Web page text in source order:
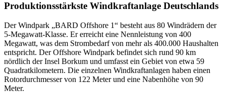
Produktionsstärkste Windkraftanlage Deutschlands
Der Windpark „BARD Offshore 1“ besteht aus 80 Windrädern der
5-Megawatt-Klasse. Er erreicht eine Nennleistung von 400
Megawatt, was dem Strombedarf von mehr als 400.000 Haushalten
entspricht. Der Offshore Windpark befindet sich rund 90 km
nördlich der Insel Borkum und umfasst ein Gebiet von etwa 59
Quadratkilometern. Die einzelnen Windkraftanlagen haben einen
Rotordurchmesser von 122 Meter und eine Nabenhöhe von 90
Meter.